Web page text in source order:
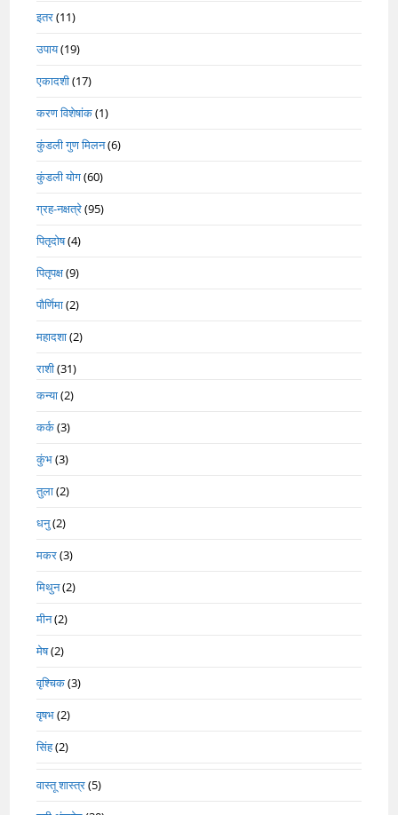
इतर(11)
उपाय(19)
एकादशी(17)
करण विशेषांक(1)
कुंडली गुण मिलन(6)
कुंडली योग(60)
ग्रह-नक्षत्रे(95)
पितृदोष(4)
पितृपक्ष(9)
पौर्णिमा(2)
महादशा(2)
राशी(31)
कन्या(2)
कर्क(3)
कुंभ(3)
तुला(2)
धनु(2)
मकर(3)
मिथुन(2)
मीन(2)
मेष(2)
वृश्चिक(3)
वृषभ(2)
सिंह(2)
वास्तू शास्त्र(5)